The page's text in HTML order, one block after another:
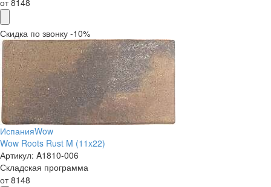
от8148
Скидка по звонку -10%
ИспанияWow
Wow Roots Rust M (11x22)
Артикул: A1810-006
Складская программа
от8148